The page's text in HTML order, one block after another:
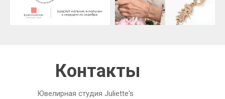
Ювелирная студия Juliette's
Контакты